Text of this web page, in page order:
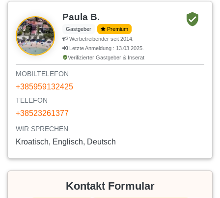
Paula B.
Gastgeber
Premium
Werbetreibender seit 2014.
Letzte Anmeldung : 13.03.2025.
Verifizierter Gastgeber & Inserat
MOBILTELEFON
+385959132425
TELEFON
+38523261377
WIR SPRECHEN
Kroatisch, Englisch, Deutsch
Kontakt Formular